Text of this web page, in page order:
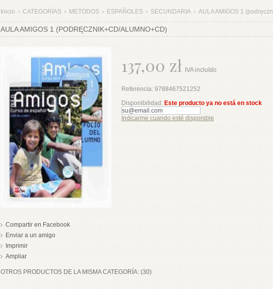
Inicio > CATEGORÍAS > METODOS > ESPAÑOLES > SECUNDARIA > AULA AMIGOS 1
AULA AMIGOS 1 (PODRĘCZNIK+CD/ALUMNO+CD)
Compartir en Facebook
Enviar a un amigo
Imprimir
Ampliar
137,00 zł IVA incluído
Referencia: 9788467521252
Disponibilidad: Este producto ya no está en stock
Indicarme cuando esté disponible
OTROS PRODUCTOS DE LA MISMA CATEGORÍA: (30)